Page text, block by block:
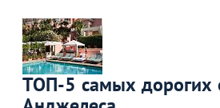
ТОП-5 самых дорогих